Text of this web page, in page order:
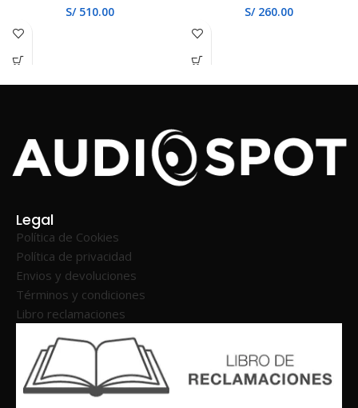
S/510.00 S/260.00
Legal
Política de Cookies
Política de privacidad
Envios y devoluciones
Términos y condiciones
Libro reclamaciones